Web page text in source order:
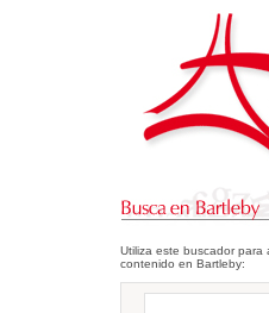
Utiliza este buscador para
contenido en Bartleby: